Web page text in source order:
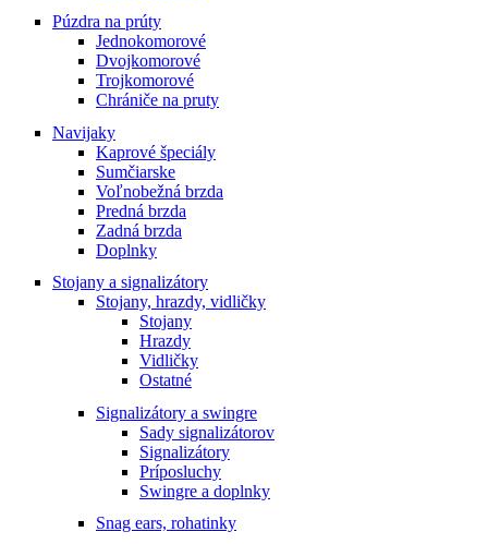
Púzdra na prúty
Jednokomorové
Dvojkomorové
Trojkomorové
Chrániče na pruty
Navijaky
Kaprové špeciály
Sumčiarske
Voľnobežná brzda
Predná brzda
Zadná brzda
Doplnky
Stojany a signalizátory
Stojany, hrazdy, vidličky
Stojany
Hrazdy
Vidličky
Ostatné
Signalizátory a swingre
Sady signalizátorov
Signalizátory
Príposluchy
Swingre a doplnky
Snag ears, rohatinky